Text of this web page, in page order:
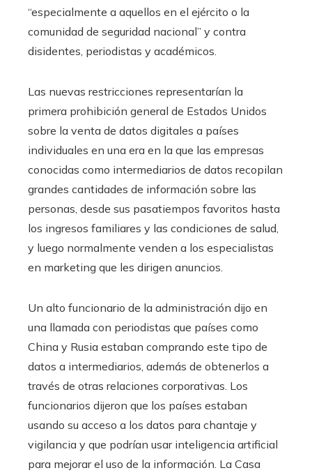
“especialmente a aquellos en el ejército o la
comunidad de seguridad nacional” y contra
disidentes, periodistas y académicos.
Las nuevas restricciones representarían la
primera prohibición general de Estados Unidos
sobre la venta de datos digitales a países
individuales en una era en la que las empresas
conocidas como intermediarios de datos recopilan
grandes cantidades de información sobre las
personas, desde sus pasatiempos favoritos hasta
los ingresos familiares y las condiciones de salud,
y luego normalmente venden a los especialistas
en marketing que les dirigen anuncios.
Un alto funcionario de la administración dijo en
una llamada con periodistas que países como
China y Rusia estaban comprando este tipo de
datos a intermediarios, además de obtenerlos a
través de otras relaciones corporativas. Los
funcionarios dijeron que los países estaban
usando su acceso a los datos para chantaje y
vigilancia y que podrían usar inteligencia artificial
para mejorar el uso de la información. La Casa